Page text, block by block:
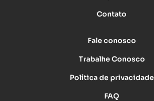
Contato
Fale conosco
Trabalhe Conosco
Política de privacidade
FAQ